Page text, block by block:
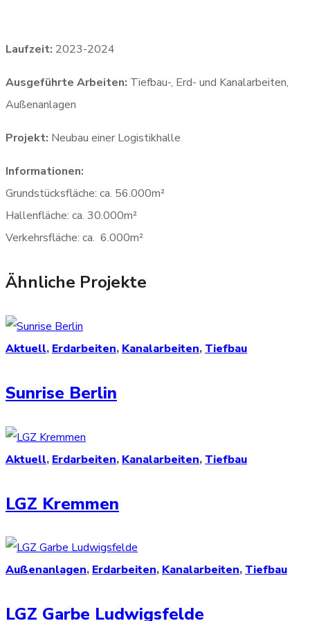
Laufzeit: 2023-2024
Ausgeführte Arbeiten: Tiefbau-, Erd- und Kanalarbeiten,
Außenanlagen
Projekt: Neubau einer Logistikhalle
Informationen:
Grundstücksfläche: ca. 56.000m²
Hallenfläche: ca. 30.000m²
Verkehrsfläche: ca. 6.000m²
Ähnliche Projekte
Aktuell, Erdarbeiten, Kanalarbeiten, Tiefbau
Sunrise Berlin
Aktuell, Erdarbeiten, Kanalarbeiten, Tiefbau
LGZ Kremmen
Außenanlagen,Erdarbeiten,Kanalarbeiten,Tiefbau
LGZ Garbe Ludwigsfelde